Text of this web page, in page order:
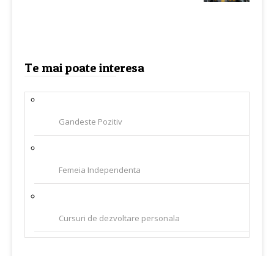
Te mai poate interesa
Gandeste Pozitiv
Femeia Independenta
Cursuri de dezvoltare personala